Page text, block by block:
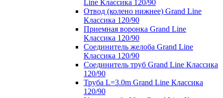
Line Классика 120/90
Отвод (колено нижнее) Grand Line
Классика 120/90
Приемная воронка Grand Line
Классика 120/90
Соединитель желоба Grand Line
Классика 120/90
Соединитель труб Grand Line Классика
120/90
Труба L=3.0m Grand Line Классика
120/90